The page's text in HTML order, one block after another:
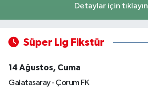
Detaylar için tıklayın
Süper Lig Fikstür
14 Ağustos, Cuma
Galatasaray - Çorum FK